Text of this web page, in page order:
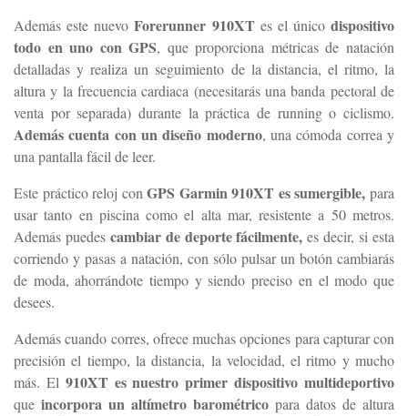
Además este nuevoForerunner 910XTes el único dispositivo
todo en uno con GPS, que proporciona métricas de natación
detalladas y realiza un seguimiento de la distancia, el ritmo, la
altura y la frecuencia cardiaca (necesitarás una banda pectoral de
venta por separada) durante la práctica de running o ciclismo.
Además cuenta con un diseño moderno, una cómoda correa y
una pantalla fácil de leer.
Este práctico reloj conGPS Garmin 910XT es sumergible, para
usar tanto en piscina como el alta mar, resistente a 50 metros.
Además puedescambiar de deporte fácilmente, es decir, si esta
corriendo y pasas a natación, con sólo pulsar un botón cambiarás
de moda, ahorrándote tiempo y siendo preciso en el modo que
desees.
Además cuando corres, ofrece muchas opciones para capturar con
precisión el tiempo, la distancia, la velocidad, el ritmo y mucho
más. El 910XT es nuestro primer dispositivo multideportivo
que incorpora un altímetro barométrico para datos de altura